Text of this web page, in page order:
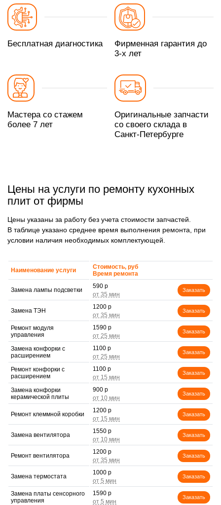
Бесплатная диагностика
Фирменная гарантия до
3-х лет
Мастера со стажем
более 7 лет
Оригинальные запчасти
со своего склада в
Санкт-Петербурге
Цены на услуги по ремонту кухонных
плит от фирмы
Цены указаны за работу без учета стоимости запчастей.
В таблице указано среднее время выполнения ремонта, при
условии наличия необходимых комплектующей.
Наименование услуги
Стоимость, руб
Время ремонта
Замена лампы подсветки
590 р
Заказать
Замена ТЭН
1200 р
Заказать
Ремонт модуля
управления
1590 р
Заказать
Замена конфорки с
расширением
1100 р
Заказать
Ремонт конфорки с
расширением
1100 р
Заказать
Замена конфорки
керамической плиты
900 р
Заказать
Ремонт клеммной коробки
1200 р
Заказать
Замена вентилятора
1550 р
Заказать
Ремонт вентилятора
1200 р
Заказать
Замена термостата
1000 р
Заказать
Замена платы сенсорного
управления
1590 р
Заказать